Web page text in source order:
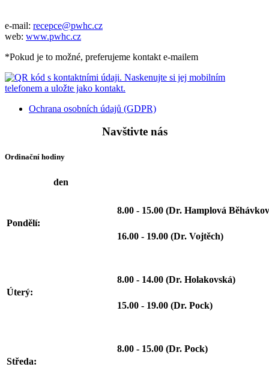
e-mail: recepce@pwhc.cz
web: www.pwhc.cz
*Pokud je to možné, preferujeme kontakt e-mailem
Ochrana osobních údajů (GDPR)
Navštivte nás
Ordinační hodiny
den
Pondělí:
8.00 - 15.00 (Dr. Hamplová
16.00 - 19.00 (Dr. Vojtěch)
Úterý:
8.00 - 14.00 (Dr. Holakovská)
15.00 - 19.00 (Dr. Pock)
Středa:
8.00 - 15.00 (Dr. Pock)